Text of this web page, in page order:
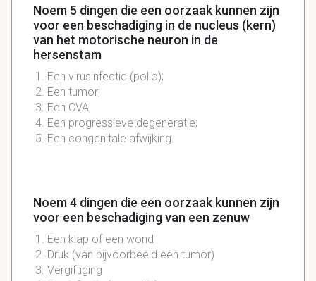
Noem 5 dingen die een oorzaak kunnen zijn
voor een beschadiging in de nucleus (kern)
van het motorische neuron in de
hersenstam
Een virusinfectie (polio);
Een tumor;
Een CVA;
Een progressieve degeneratie;
Een congenitale afwijking.
Noem 4 dingen die een oorzaak kunnen zijn
voor een beschadiging van een zenuw
Een klap of een wond
Druk (van bijvoorbeeld een tumor)
Vergiftiging